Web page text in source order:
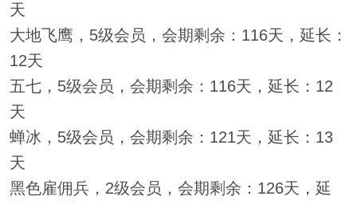
天
大地飞鹰，5级会员，会期剩余：116天，延长：
12天
五七，5级会员，会期剩余：116天，延长：12
天
蝉冰，5级会员，会期剩余：121天，延长：13
天
黑色雇佣兵，2级会员，会期剩余：126天，延